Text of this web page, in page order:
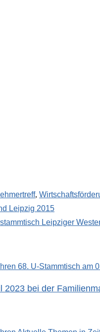
,
Leipzig 2015
Leipziger
2023 bei der